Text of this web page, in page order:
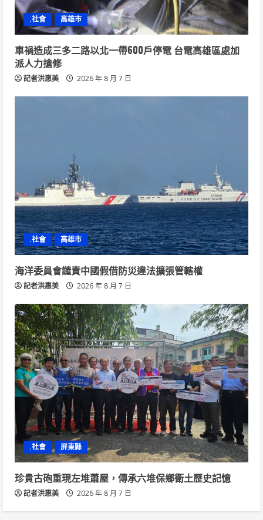
.社會 高雄市
車禍造成三多二路以北一帶600戶停電 台電高雄區處加
派人力搶修
記者洪惠美 2026 年 8 月 7 日
.社會 高雄市
海洋委員會譴責中國假借防災違法擴張管轄權
記者洪惠美 2026 年 8 月 7 日
.社會 屏東縣
珍貴古砲重現左堆蕭屋，傳承六堆保鄉衛土歷史記憶
記者洪惠美 2026 年 8 月 7 日